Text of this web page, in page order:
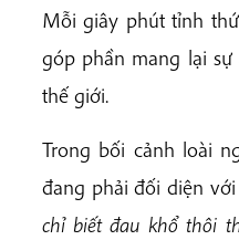
Mỗi giây phút tỉnh
góp phần mang lại
thế giới.
Trong bối cảnh loài
đang phải đối diện
chỉ biết đau khổ thôi